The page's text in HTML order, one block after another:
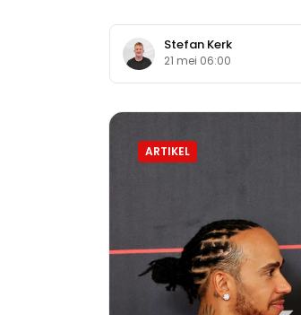
Stefan Kerk
21 mei 06:00
ARTIKEL